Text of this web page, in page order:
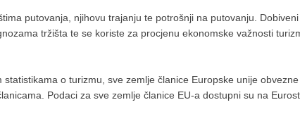
putovanja, njihovu trajanju te potrošnji na putovanju.
tržišta te se koriste za procjenu ekonomske važnosti
o turizmu, sve zemlje članice Europske unije
Podaci za sve zemlje članice EU-a dostupni su na